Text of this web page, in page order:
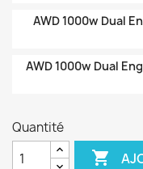
AWD 1000w Dual
AWD 1000w Dual
Quantité
